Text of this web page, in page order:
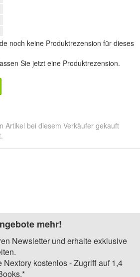
noch keine Produktrezension für dieses
Sie jetzt eine Produktrezension.
Artikel bei diesem Verkäufer gekauft
mehr!
Newsletter und erhalte exklusive
Nextory kostenlos - Zugriff auf 1,4